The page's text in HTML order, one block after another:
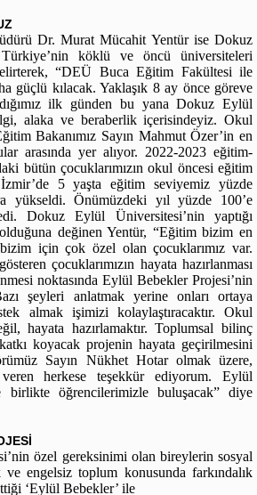
Dr. Murat Mücahit Yentür ise Dokuz
köklü ve öncü üniversiteleri
“DEÜ Buca Eğitim Fakültesi ile
güçlü kılacak. Yaklaşık 8 ay önce göreve
ilk günden bu yana Dokuz Eylül
alaka ve beraberlik içerisindeyiz. Okul
Bakanımız Sayın Mahmut Özer’in en
arasında yer alıyor. 2022-2023 eğitim-
bütün çocuklarımızın okul öncesi eğitim
İzmir’de 5 yaşta eğitim seviyemiz yüzde
yükseldi. Önümüzdeki yıl yüzde 100’e
Dokuz Eylül Üniversitesi’nin yaptığı
değinen Yentür, “Eğitim bizim en
bizim için çok özel olan çocuklarımız var.
çocuklarımızın hayata hazırlanması
noktasında Eylül Bebekler Projesi’nin
şeyleri anlatmak yerine onları ortaya
almak işimizi kolaylaştıracaktır. Okul
hayata hazırlamaktır. Toplumsal bilinç
katkı koyacak projenin hayata geçirilmesini
Sayın Nükhet Hotar olmak üzere,
herkese teşekkür ediyorum. Eylül
öğrencilerimizle buluşacak” diye
özel gereksinimi olan bireylerin sosyal
engelsiz toplum konusunda farkındalık
‘Eylül Bebekler’ ile